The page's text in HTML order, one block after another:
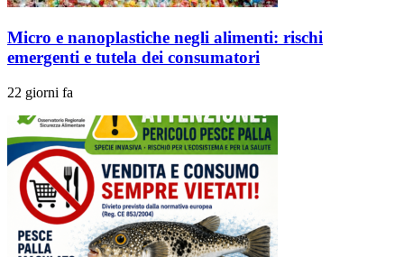
Micro e nanoplastiche negli alimenti: rischi
emergenti e tutela dei consumatori
22 giorni fa